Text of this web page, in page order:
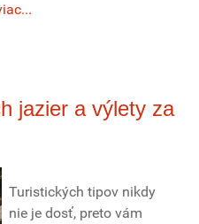
jazier a výlety za
Turistických tipov nikdy
nie je dosť, preto vám